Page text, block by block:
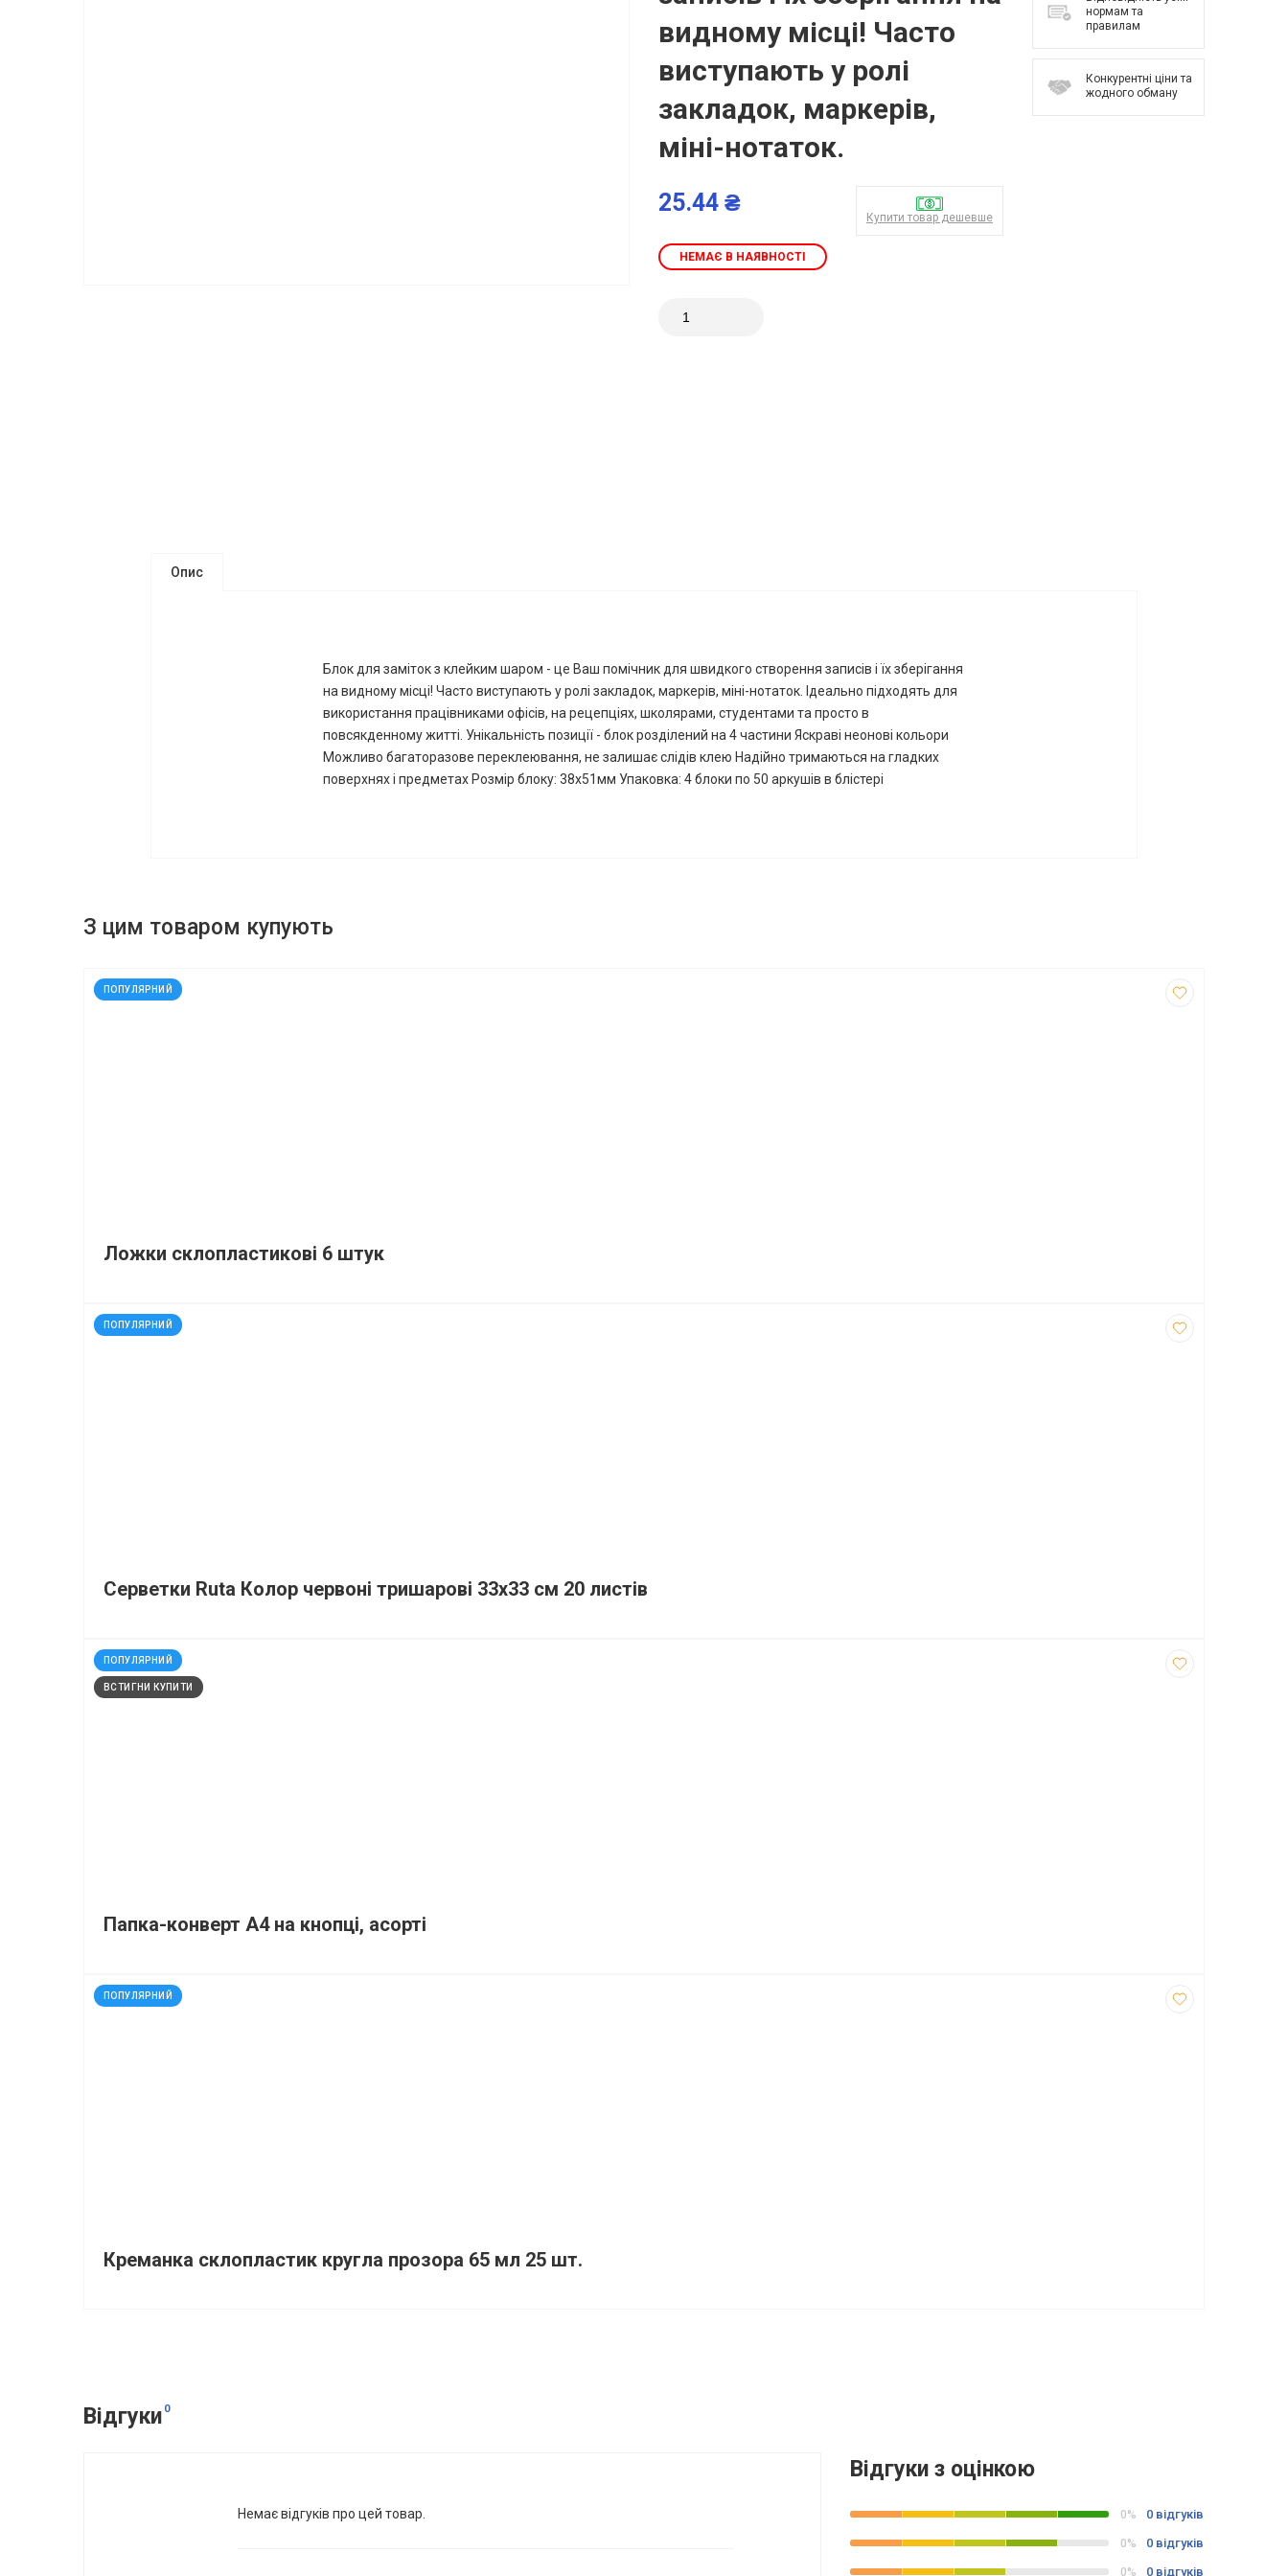
видному місці! Часто
виступають у ролі
закладок, маркерів,
міні-нотаток.
25.44 ₴
Купити товар дешевше
НЕМАЄ В НАЯВНОСТІ
нормам та
правилам
Конкурентні ціни та
жодного обману
Опис
Блок для заміток з клейким шаром - це Ваш помічник для швидкого створення записів і їх зберігання
на видному місці! Часто виступають у ролі закладок, маркерів, міні-нотаток. Ідеально підходять для
використання працівниками офісів, на рецепціях, школярами, студентами та просто в
повсякденному житті. Унікальність позиції - блок розділений на 4 частини Яскраві неонові кольори
Можливо багаторазове переклеювання, не залишає слідів клею Надійно тримаються на гладких
поверхнях і предметах Розмір блоку: 38х51мм Упаковка: 4 блоки по 50 аркушів в блістері
З цим товаром купують
ПОПУЛЯРНИЙ
код: 30025
Ложки склопластикові 6 штук
ПОПУЛЯРНИЙ
код: 40012
Серветки Ruta Колор червоні тришарові 33х33 см 20 листів
ПОПУЛЯРНИЙ
ВСТИГНИ КУПИТИ
код: 9290
Папка-конверт А4 на кнопці, асорті
ПОПУЛЯРНИЙ
код: 30001
Креманка склопластик кругла прозора 65 мл 25 шт.
Відгуки 0
Немає відгуків про цей товар.
Відгуки з оцінкою
0% 0 відгуків
0% 0 відгуків
0% 0 відгуків